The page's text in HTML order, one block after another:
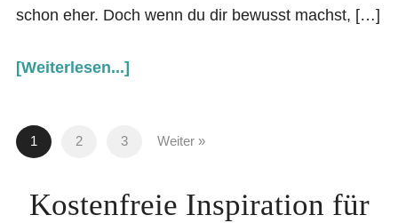
schon eher. Doch wenn du dir bewusst machst, […]
[Weiterlesen...]
1 2 3 Weiter »
Kostenfreie Inspiration für